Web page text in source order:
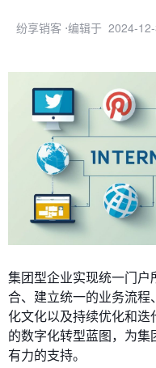
纷享销客 ⋅编辑于 2024-
集团型企业实现统一门
合、建立统一的业务流
化文化以及持续优化和
的数字化转型蓝图，为
有力的支持。